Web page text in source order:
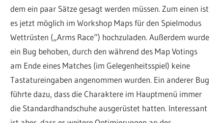
dem ein paar Sätze gesagt werden müssen. Zum einen ist
es jetzt möglich im Workshop Maps für den Spielmodus
Wettrüsten („Arms Race“) hochzuladen. Außerdem wurde
ein Bug behoben, durch den während des Map Votings
am Ende eines Matches (im Gelegenheitsspiel) keine
Tastatureingaben angenommen wurden. Ein anderer Bug
führte dazu, dass die Charaktere im Hauptmenü immer
die Standardhandschuhe ausgerüstet hatten. Interessant